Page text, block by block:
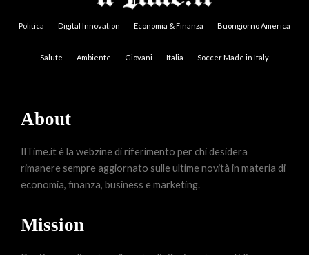
Politica Digital Innovation Economia & Finanza Buongiorno America
Salute Ambiente Giovani Italia Soccer Made in Italy
About
IlTime.it è la webzine di riferimento per chi desidera
rimanere sempre aggiornato sulle ultime novità in materia di
economia, finanza, business e marketing.
Mission